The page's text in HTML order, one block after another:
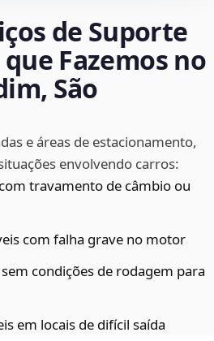
de Suporte
Fazemos no
São
e áreas de estacionamento,
envolvendo carros:
travamento de câmbio ou
com falha grave no motor
condições de rodagem para
em locais de difícil saída